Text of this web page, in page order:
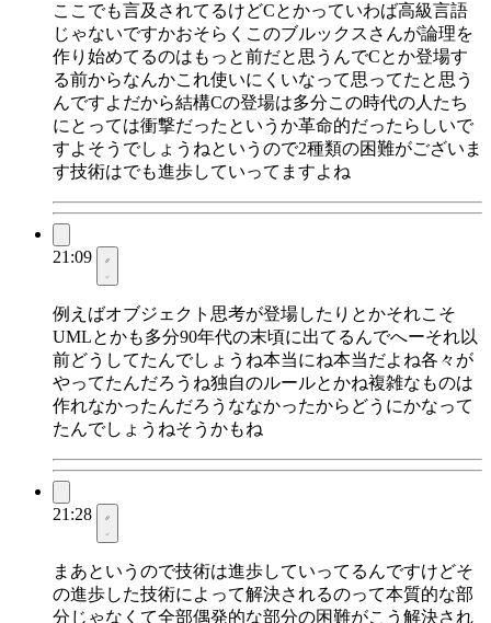
ここでも言及されてるけどCとかっていわば高級言語
じゃないですかおそらくこのブルックスさんが論理を
作り始めてるのはもっと前だと思うんでCとか登場す
る前からなんかこれ使いにくいなって思ってたと思う
んですよだから結構Cの登場は多分この時代の人たち
にとっては衝撃だったというか革命的だったらしいで
すよそうでしょうねというので2種類の困難がございま
す技術はでも進歩していってますよね
21:09
例えばオブジェクト思考が登場したりとかそれこそ
UMLとかも多分90年代の末頃に出てるんでへーそれ以
前どうしてたんでしょうね本当にね本当だよね各々が
やってたんだろうね独自のルールとかね複雑なものは
作れなかったんだろうななかったからどうにかなって
たんでしょうねそうかもね
21:28
まあというので技術は進歩していってるんですけどそ
の進歩した技術によって解決されるのって本質的な部
分じゃなくて全部偶発的な部分の困難がこう解決され